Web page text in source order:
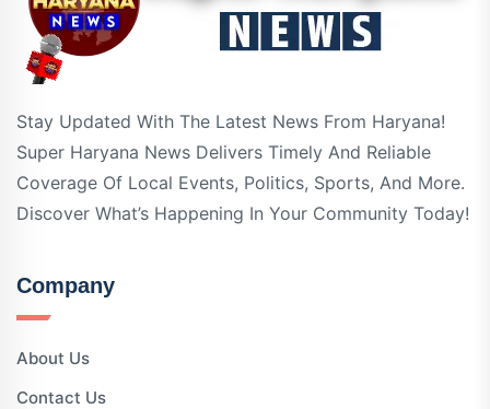
Stay Updated With The Latest News From Haryana!
Super Haryana News Delivers Timely And Reliable
Coverage Of Local Events, Politics, Sports, And More.
Discover What’s Happening In Your Community Today!
Company
About Us
Contact Us